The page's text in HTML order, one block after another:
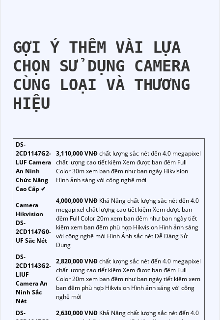
GỢI Ý THÊM VÀI LỰA
CHỌN SỬ DỤNG CAMERA
CÙNG LOẠI VÀ THƯƠNG
HIỆU
DS-
2CD1147G2-
LUF Camera
An Ninh
Chức Năng
Cao Cấp ✔
3,110,000 VNĐchất lượng sắc nét đến 4.0 megapixel
chất lượng cao tiết kiệm Xem được ban đêm Full
Color 30m xem ban đêm như ban ngày Hikvision
Hình ảnh sáng với công nghệ mới
Camera
Hikvision
DS-
2CD1147G0-
UF Sắc Nét
4,000,000 VNĐ Khả Năng chất lượng sắc nét đến 4.0
megapixel chất lượng cao tiết kiệm Xem được ban
đêm Full Color 20m xem ban đêm như ban ngày tiết
kiệm xem ban đêm phù hợp Hikvision Hình ảnh sáng
với công nghệ mới Hình Ảnh sắc nét Dễ Dàng Sử
Dụng
DS-
2CD1143G2-
LIUF
Camera An
Ninh Sắc
Nét
2,820,000 VNĐchất lượng sắc nét đến 4.0 megapixel
chất lượng cao tiết kiệm Xem được ban đêm Full
Color 20m xem ban đêm như ban ngày tiết kiệm xem
ban đêm phù hợp Hikvision Hình ảnh sáng với công
nghệ mới
DS-
2,630,000 VNĐ Khả Năng chất lượng sắc nét đến 4.0